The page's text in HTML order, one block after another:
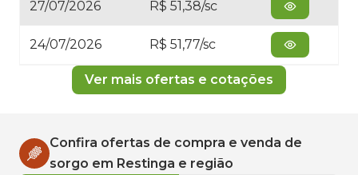
27/07/2026 R$ 51,38/sc
24/07/2026 R$ 51,77/sc
Ver mais ofertas e cotações
Confira ofertas de compra e venda de
sorgo em Restinga e região